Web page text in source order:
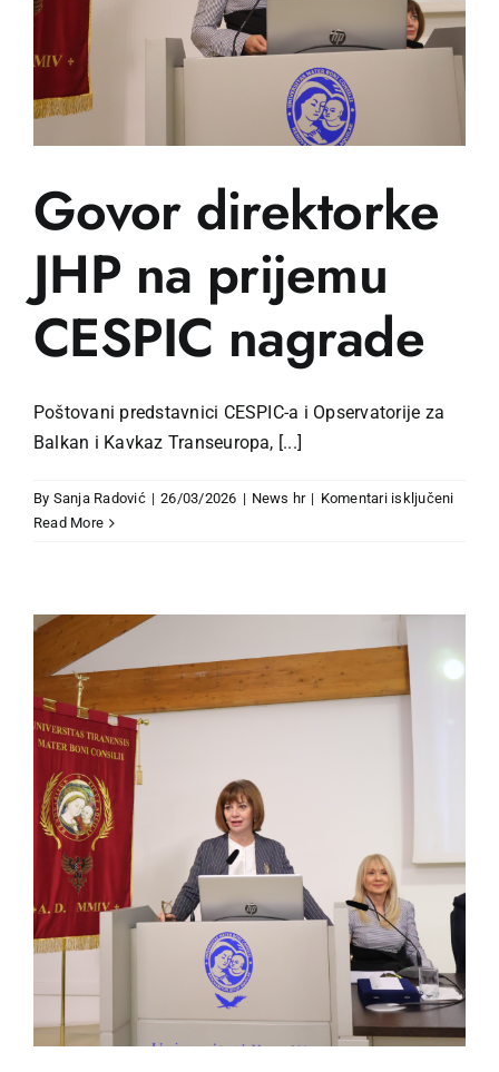
Govor direktorke
JHP na prijemu
CESPIC nagrade
Poštovani predstavnici CESPIC-a i Opservatorije za
Balkan i Kavkaz Transeuropa, [...]
By Sanja Radović | 26/03/2026 | News hr | Komentari isključeniza
Read More